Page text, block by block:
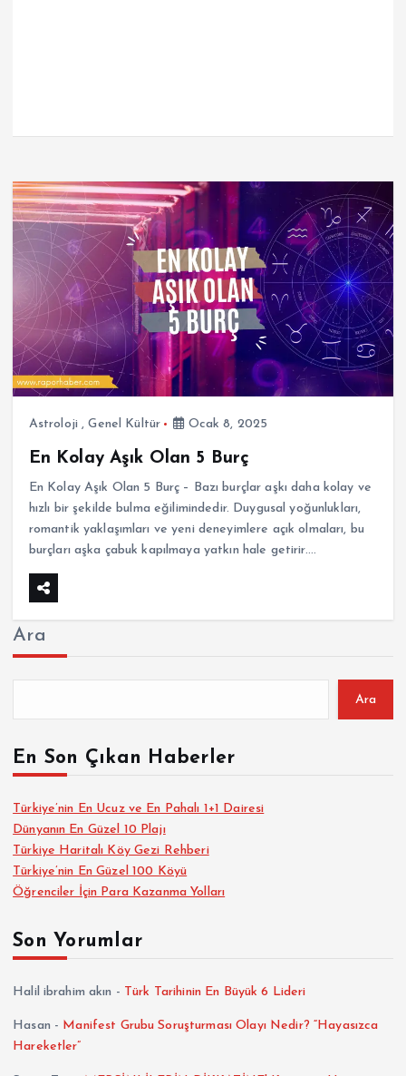
Astroloji ,Genel Kültür Ocak 8, 2025
En Kolay Aşık Olan 5 Burç
En Kolay Aşık Olan 5 Burç – Bazı burçlar aşkı daha kolay ve
hızlı bir şekilde bulma eğilimindedir. Duygusal yoğunlukları,
romantik yaklaşımları ve yeni deneyimlere açık olmaları, bu
burçları aşka çabuk kapılmaya yatkın hale getirir.…
Ara
Ara
En Son Çıkan Haberler
Türkiye’nin En Ucuz ve En Pahalı 1+1 Dairesi
Dünyanın En Güzel 10 Plajı
Türkiye Haritalı Köy Gezi Rehberi
Türkiye’nin En Güzel 100 Köyü
Öğrenciler İçin Para Kazanma Yolları
Son Yorumlar
Halil ibrahim akın - Türk Tarihinin En Büyük 6 Lideri
Hasan - Manifest Grubu Soruşturması Olayı Nedir? “Hayasızca
Hareketler”